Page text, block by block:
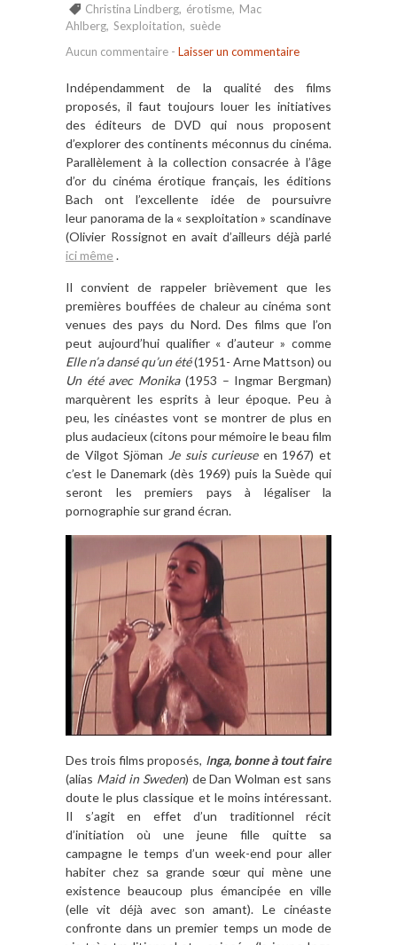
Christina Lindberg, érotisme, Mac
Ahlberg, Sexploitation, suède
Aucun commentaire - Laisser un commentaire
Indépendamment de la qualité des films
proposés, il faut toujours louer les initiatives
des éditeurs de DVD qui nous proposent
d’explorer des continents méconnus du cinéma.
Parallèlement à la collection consacrée à l’âge
d’or du cinéma érotique français, les éditions
Bach ont l’excellente idée de poursuivre
leur panorama de la « sexploitation » scandinave
(Olivier Rossignot en avait d’ailleurs déjà parlé
ici même .
Il convient de rappeler brièvement que les
premières bouffées de chaleur au cinéma sont
venues des pays du Nord. Des films que l’on
peut aujourd’hui qualifier « d’auteur » comme
Elle n’a dansé qu’un été(1951- Arne Mattson) ou
Un été avec Monika(1953 – Ingmar Bergman)
marquèrent les esprits à leur époque. Peu à
peu, les cinéastes vont se montrer de plus en
plus audacieux (citons pour mémoire le beau film
de Vilgot Sjöman Je suis curieuseen 1967) et
c’est le Danemark (dès 1969) puis la Suède qui
seront les premiers pays à légaliser la
pornographie sur grand écran.
Des trois films proposés, Inga, bonne à tout faire
(alias Maid in Sweden) de Dan Wolman est sans
doute le plus classique et le moins intéressant.
Il s’agit en effet d’un traditionnel récit
d’initiation où une jeune fille quitte sa
campagne le temps d’un week-end pour aller
habiter chez sa grande sœur qui mène une
existence beaucoup plus émancipée en ville
(elle vit déjà avec son amant). Le cinéaste
confronte dans un premier temps un mode de